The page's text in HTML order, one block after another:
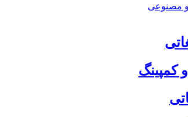
مصنوعی
کمپینگ